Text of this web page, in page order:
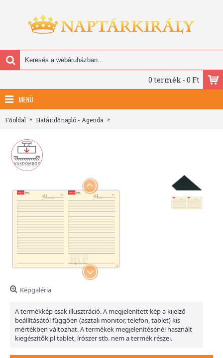
0 termék - 0 Ft
MENÜ
Főoldal Határidőnapló - Agenda
Képgaléria
A termékkép csak illusztráció. A megjelenített kép a kijelző
beállításától függően (asztali monitor, telefon, tablet) kis
mértékben változhat. A termékek megjelenítésénél használt
kiegészítők pl tablet, írószer stb. nem a termék részei.